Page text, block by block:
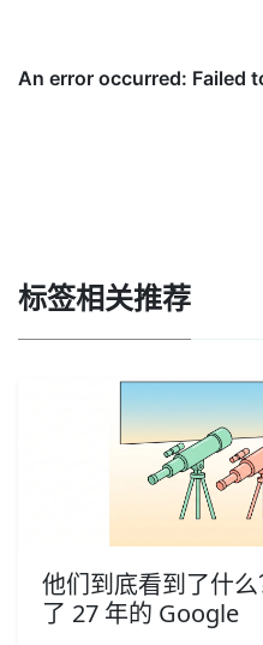
标签相关推荐
他们到底看到了什
了 27 年的 Google